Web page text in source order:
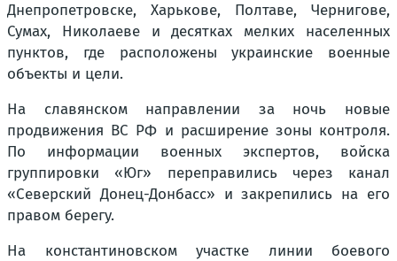
Днепропетровске, Харькове, Полтаве, Чернигове,
Сумах, Николаеве и десятках мелких населенных
пунктов, где расположены украинские военные
объекты и цели.
На славянском направлении за ночь новые
продвижения ВС РФ и расширение зоны контроля.
По информации военных экспертов, войска
группировки «Юг» переправились через канал
«Северский Донец-Донбасс» и закрепились на его
правом берегу.
На константиновском участке линии боевого